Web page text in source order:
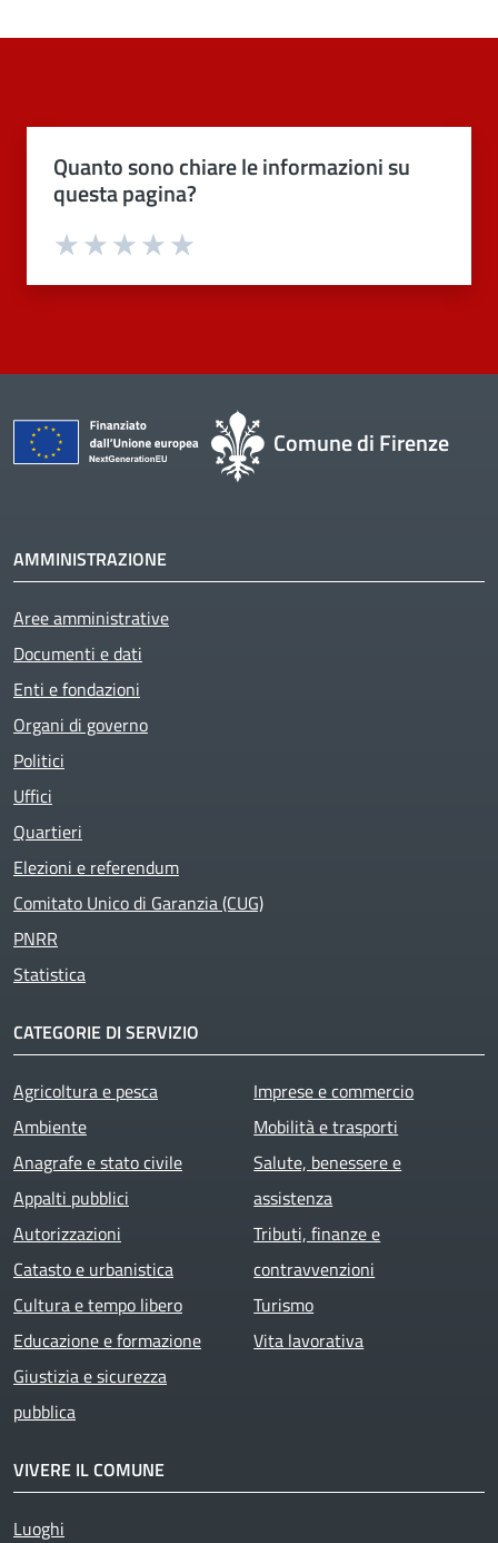
Quanto sono chiare le informazioni su
questa pagina?
Valuta 4 stelle su 5
Valuta 3 stelle su 5
Valuta 2 stelle su 5
Valuta 1 stelle su 5
Comune di Firenze
AMMINISTRAZIONE
Aree amministrative
Documenti e dati
Enti e fondazioni
Organi di governo
Politici
Uffici
Quartieri
Elezioni e referendum
Comitato Unico di Garanzia (CUG)
PNRR
Statistica
CATEGORIE DI SERVIZIO
Agricoltura e pesca
Ambiente
Anagrafe e stato civile
Appalti pubblici
Autorizzazioni
Catasto e urbanistica
Cultura e tempo libero
Educazione e formazione
Giustizia e sicurezza
pubblica
Imprese e commercio
Mobilità e trasporti
Salute, benessere e
assistenza
Tributi, finanze e
contravvenzioni
Turismo
Vita lavorativa
VIVERE IL COMUNE
Luoghi